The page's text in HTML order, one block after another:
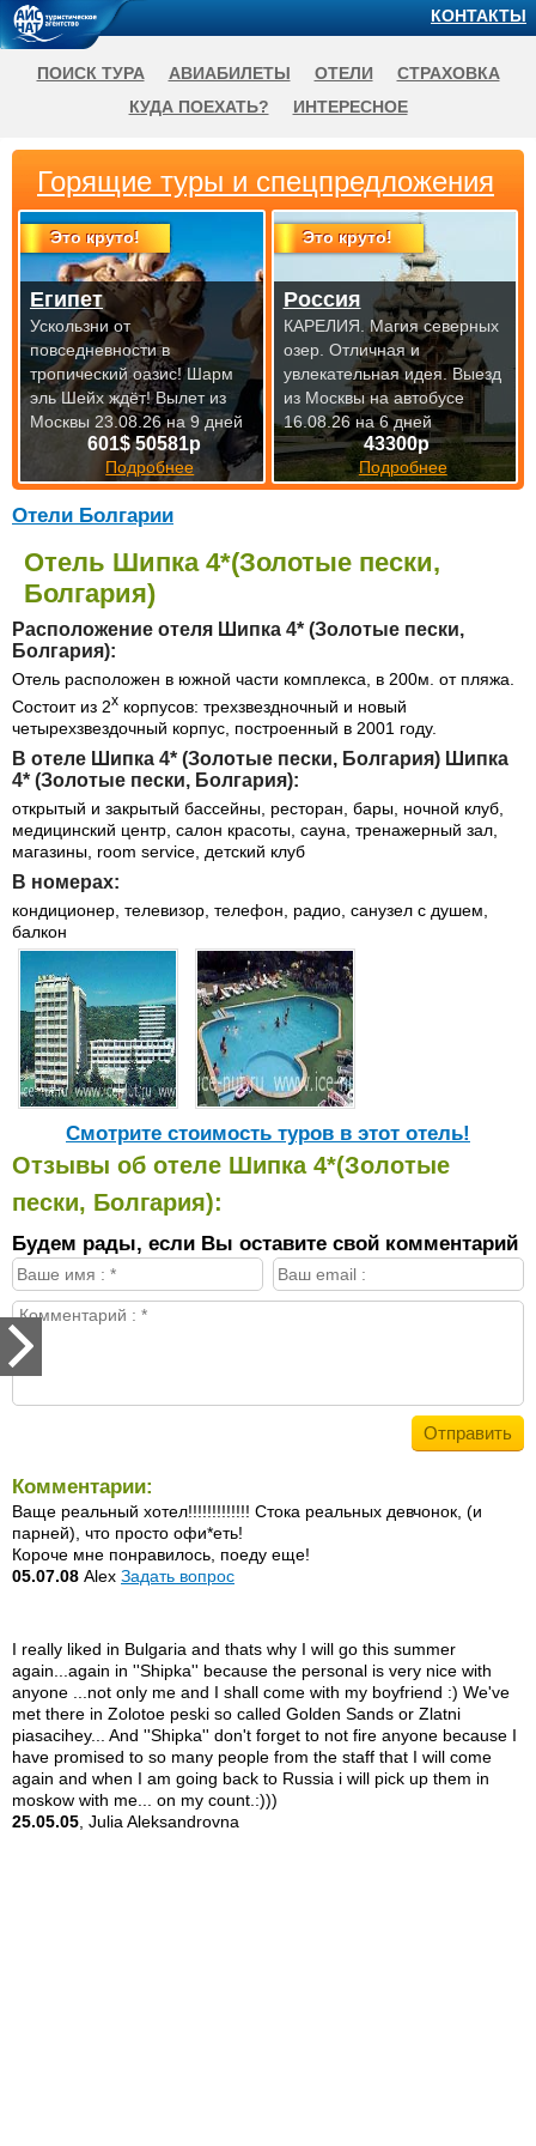
Отели Болгарии
Отель Шипка 4*(Золотые пески,
Болгария)
Расположение отеля Шипка 4* (Золотые пески,
Болгария):
Отель расположен в южной части комплекса, в 200м. от пляжа.
Состоит из 2х корпусов: трехзвездночный и новый
четырехзвездочный корпус, построенный в 2001 году.
В отеле Шипка 4* (Золотые пески, Болгария) Шипка
4* (Золотые пески, Болгария):
открытый и закрытый бассейны, ресторан, бары, ночной клуб,
медицинский центр, салон красоты, сауна, тренажерный зал,
магазины, room service, детский клуб
В номерах:
кондиционер, телевизор, телефон, радио, санузел с душем,
балкон
Cмотрите стоимость туров в этот отель!
Отзывы об отеле Шипка 4*(Золотые
пески, Болгария):
Будем рады, если Вы оставите свой комментарий
Комментарии:
Ваще реальный хотел!!!!!!!!!!!!! Стока реальных девчонок, (и
парней), что просто офи*еть!
Короче мне понравилось, поеду еще!
05.07.08 Alex Задать вопрос
I really liked in Bulgaria and thats why I will go this summer
again...again in ''Shipka'' because the personal is very nice with
anyone ...not only me and I shall come with my boyfriend :) We've
met there in Zolotoe peski so called Golden Sands or Zlatni
piasacihey... And ''Shipka'' don't forget to not fire anyone because I
have promised to so many people from the staff that I will come
again and when I am going back to Russia i will pick up them in
moskow with me... on my count.:)))
25.05.05 , Julia Aleksandrovna
Горящие туры и спецпредложения
Это круто!
601$ 50581р
Подробнее
Египет
Ускользни от
повседневности в
тропический оазис! Шарм
эль Шейх ждёт!Вылет из
Москвы 23.08.26 на 9 дней
Это круто!
43300р
Подробнее
Россия
КАРЕЛИЯ. Магия северных
озер. Отличная и
увлекательная идея.Выезд
из Москвы на автобусе
16.08.26 на 6 дней
КОНТАКТЫ
ПОИСК ТУРА АВИАБИЛЕТЫ ОТЕЛИ
СТРАХОВКА
КУДА ПОЕХАТЬ?
ИНТЕРЕСНОЕ